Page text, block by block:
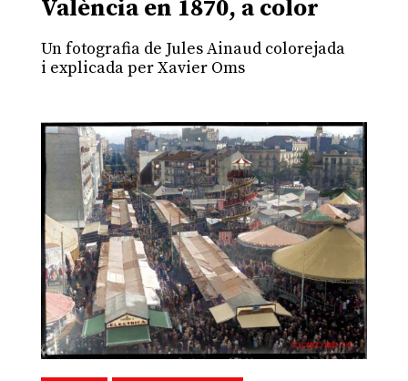
València en 1870, a color
Un fotografia de Jules Ainaud colorejada
i explicada per Xavier Oms